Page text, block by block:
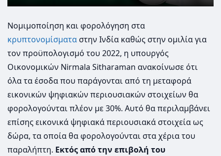
Νομιμοποίηση και φορολόγηση στα
κρυπτονομίσματαστην Ινδία καθώς στην ομιλία για
τον προϋπολογισμό του 2022, η υπουργός
Οικονομικών Nirmala Sitharaman ανακοίνωσε ότι
όλα τα έσοδα που παράγονται από τη μεταφορά
εικονικών ψηφιακών περιουσιακών στοιχείων θα
φορολογούνται πλέον με 30%. Αυτό θα περιλαμβάνει
επίσης εικονικά ψηφιακά περιουσιακά στοιχεία ως
δώρα, τα οποία θα φορολογούνται στα χέρια του
παραλήπτη. Εκτός από την επιβολή του